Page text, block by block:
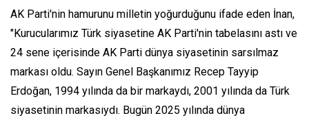
AK Parti'nin hamurunu milletin yoğurduğunu ifade eden İnan,
"Kurucularımız Türk siyasetine AK Parti'nin tabelasını astı ve
24 sene içerisinde AK Parti dünya siyasetinin sarsılmaz
markası oldu. Sayın Genel Başkanımız Recep Tayyip
Erdoğan, 1994 yılında da bir markaydı, 2001 yılında da Türk
siyasetinin markasıydı. Bugün 2025 yılında dünya